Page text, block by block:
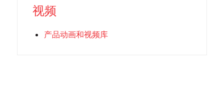
视频
产品动画和视频库